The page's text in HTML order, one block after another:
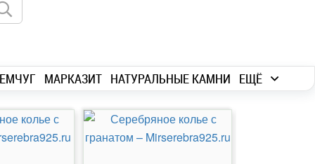
МАРКАЗИТ НАТУРАЛЬНЫЕ КАМНИ ЕЩЁ